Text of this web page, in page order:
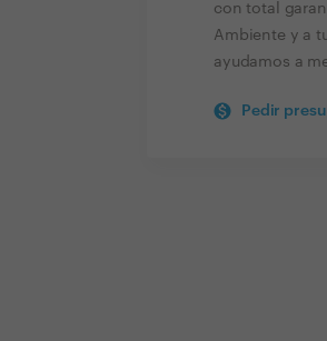
con total
Ambiente y a
ayudamos a
Pedir